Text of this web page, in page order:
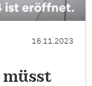
16.11.2023
müsst